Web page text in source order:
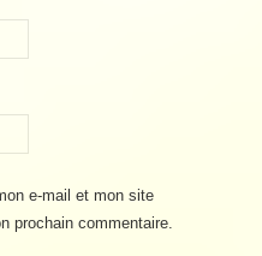
e-mail et mon site
prochain commentaire.